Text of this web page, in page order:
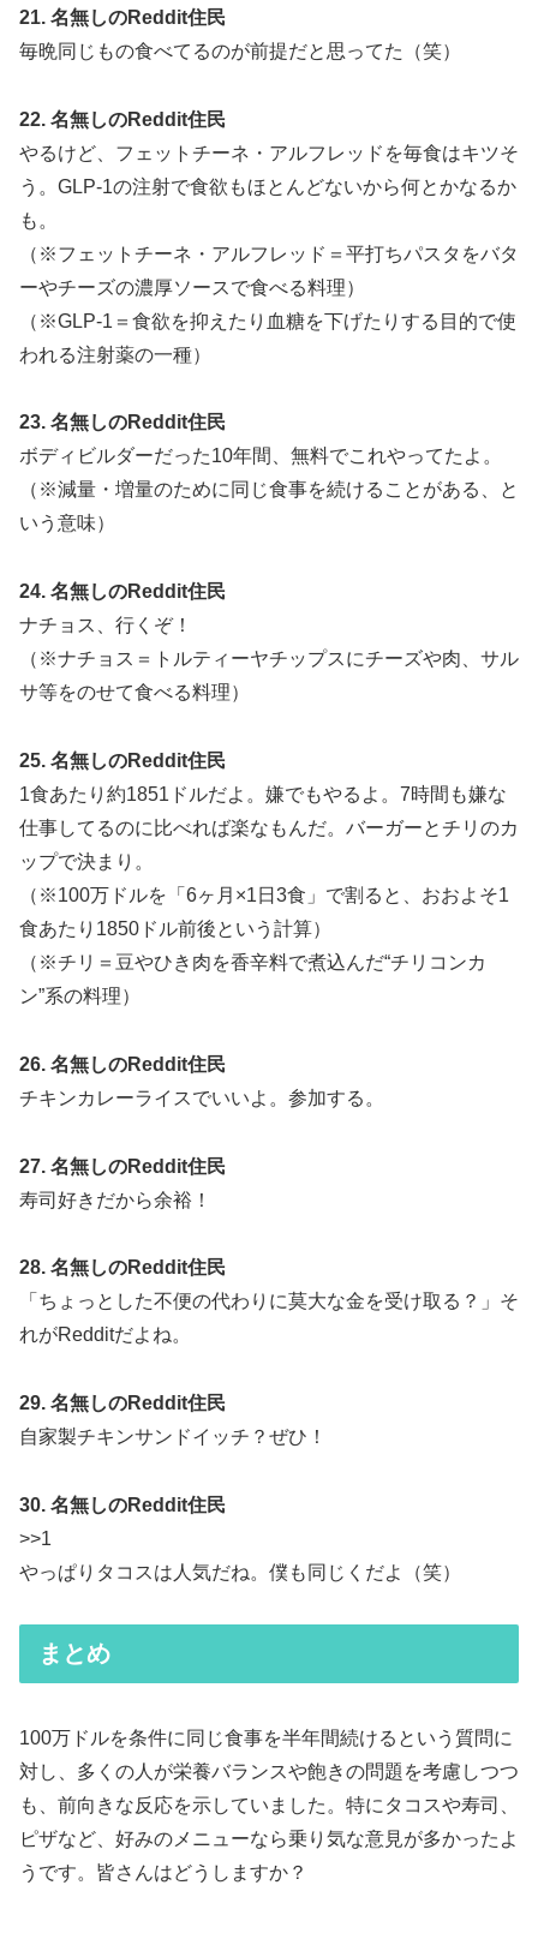
21. 名無しのReddit住民
毎晩同じもの食べてるのが前提だと思ってた（笑）
22. 名無しのReddit住民
やるけど、フェットチーネ・アルフレッドを毎食はキツそ
う。GLP-1の注射で食欲もほとんどないから何とかなるか
も。
（※フェットチーネ・アルフレッド＝平打ちパスタをバタ
ーやチーズの濃厚ソースで食べる料理）
（※GLP-1＝食欲を抑えたり血糖を下げたりする目的で使
われる注射薬の一種）
23. 名無しのReddit住民
ボディビルダーだった10年間、無料でこれやってたよ。
（※減量・増量のために同じ食事を続けることがある、と
いう意味）
24. 名無しのReddit住民
ナチョス、行くぞ！
（※ナチョス＝トルティーヤチップスにチーズや肉、サル
サ等をのせて食べる料理）
25. 名無しのReddit住民
1食あたり約1851ドルだよ。嫌でもやるよ。7時間も嫌な
仕事してるのに比べれば楽なもんだ。バーガーとチリのカ
ップで決まり。
（※100万ドルを「6ヶ月×1日3食」で割ると、おおよそ1
食あたり1850ドル前後という計算）
（※チリ＝豆やひき肉を香辛料で煮込んだ“チリコンカ
ン”系の料理）
26. 名無しのReddit住民
チキンカレーライスでいいよ。参加する。
27. 名無しのReddit住民
寿司好きだから余裕！
28. 名無しのReddit住民
「ちょっとした不便の代わりに莫大な金を受け取る？」そ
れがRedditだよね。
29. 名無しのReddit住民
自家製チキンサンドイッチ？ぜひ！
30. 名無しのReddit住民
>>1
やっぱりタコスは人気だね。僕も同じくだよ（笑）
まとめ
100万ドルを条件に同じ食事を半年間続けるという質問に
対し、多くの人が栄養バランスや飽きの問題を考慮しつつ
も、前向きな反応を示していました。特にタコスや寿司、
ピザなど、好みのメニューなら乗り気な意見が多かったよ
うです。皆さんはどうしますか？